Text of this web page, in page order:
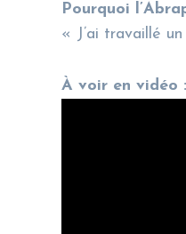
Pourquoi
« J’ai travaillé
À voir en vidéo :